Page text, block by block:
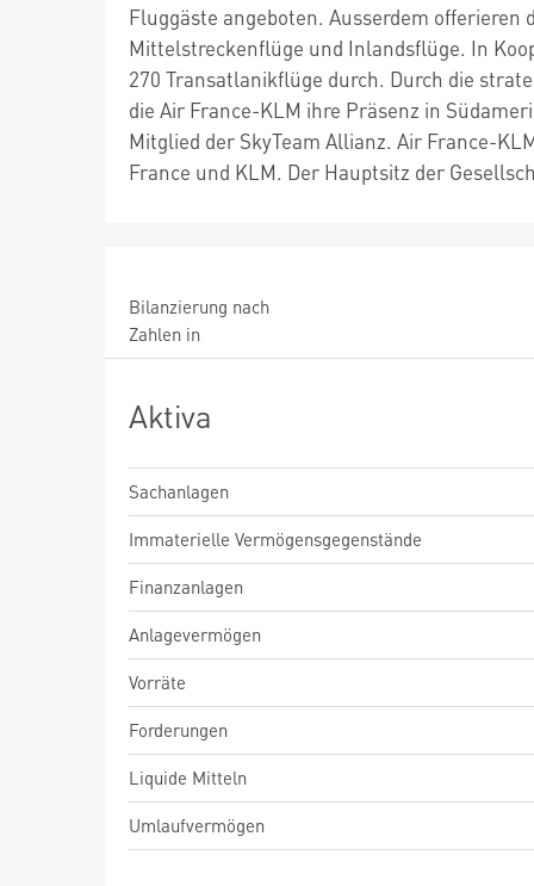
Fluggäste angeboten. Ausserdem offerieren
Mittelstreckenflüge und Inlandsflüge. In
270 Transatlanikflüge durch. Durch die
die Air France-KLM ihre Präsenz in
Mitglied der SkyTeam Allianz. Air France-
France und KLM. Der Hauptsitz der
Bilanzierung nach
Zahlen in
Aktiva
Sachanlagen
Immaterielle Vermögensgegenstände
Finanzanlagen
Anlagevermögen
Vorräte
Forderungen
Liquide Mitteln
Umlaufvermögen